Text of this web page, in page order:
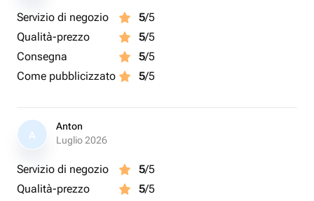
Servizio di negozio 5/5
Qualità-prezzo
5/5
Consegna
5/5
Come pubblicizzato
5/5
A
Anton
Luglio 2026
Servizio di negozio 5/5
Qualità-prezzo
5/5